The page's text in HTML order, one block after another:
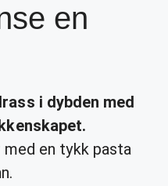
en
i dybden med
en tykk pasta